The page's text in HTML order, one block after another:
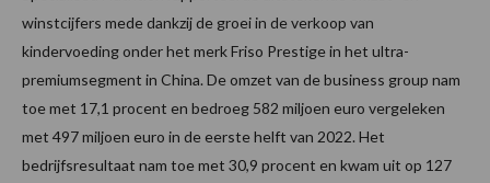
winstcijfers mede dankzij de groei in de verkoop van
kindervoeding onder het merk Friso Prestige in het ultra-
premiumsegment in China. De omzet van de business group nam
toe met 17,1 procent en bedroeg 582 miljoen euro vergeleken
met 497 miljoen euro in de eerste helft van 2022. Het
bedrijfsresultaat nam toe met 30,9 procent en kwam uit op 127